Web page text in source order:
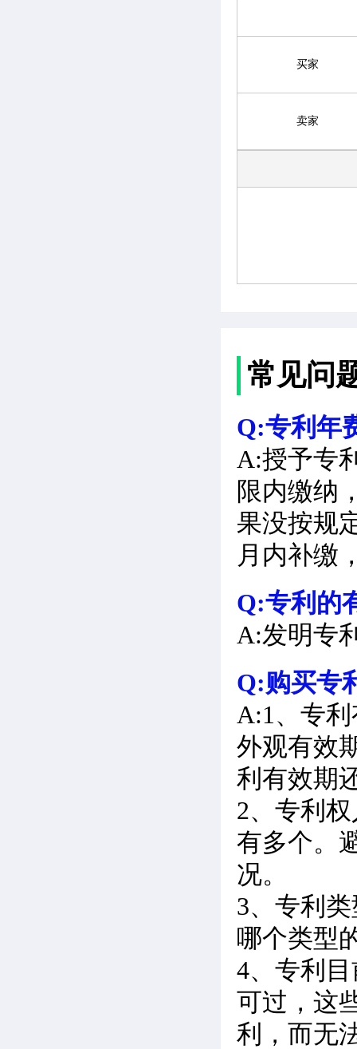
买家
卖家
常见问
Q:专利年
A:授予专
限内缴纳
果没按规
月内补缴
Q:专利的
A:发明专
Q:购买专
A:1、专
外观有效
利有效期
2、专利
有多个。
况。
3、专利
哪个类型
4、专利
可过，这
利，而无